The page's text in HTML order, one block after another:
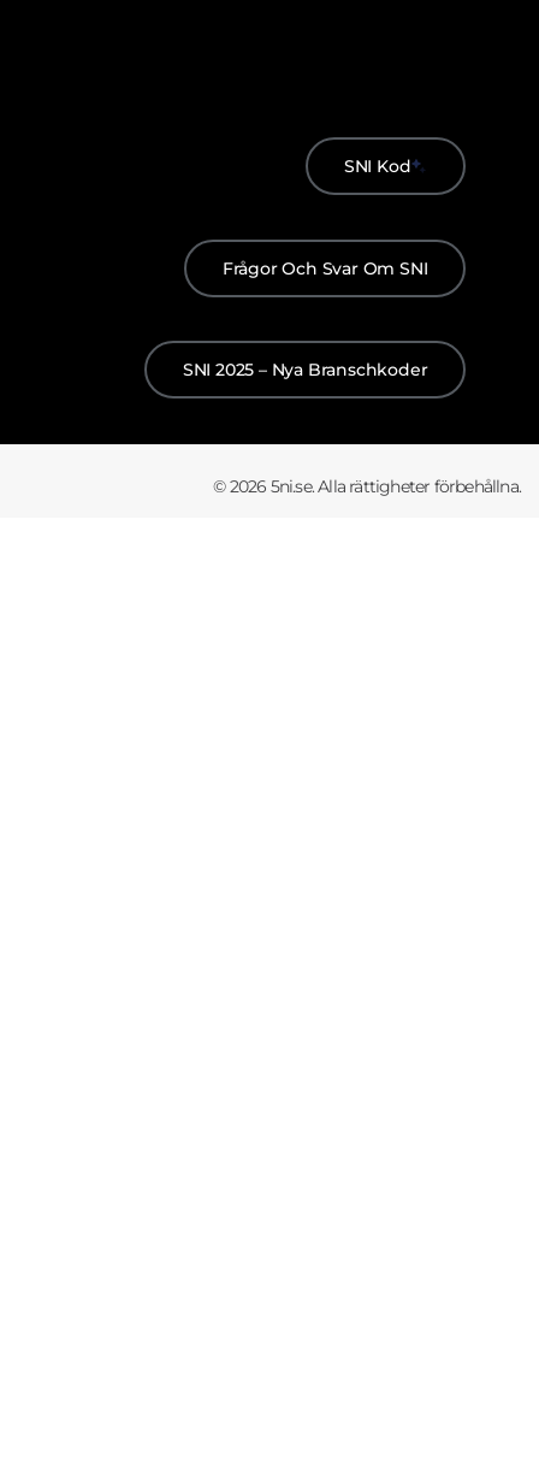
SNI Kod
Frågor Och Svar Om SNI
SNI 2025 – Nya Branschkoder
© 2026 5ni.se. Alla rättigheter förbehållna.